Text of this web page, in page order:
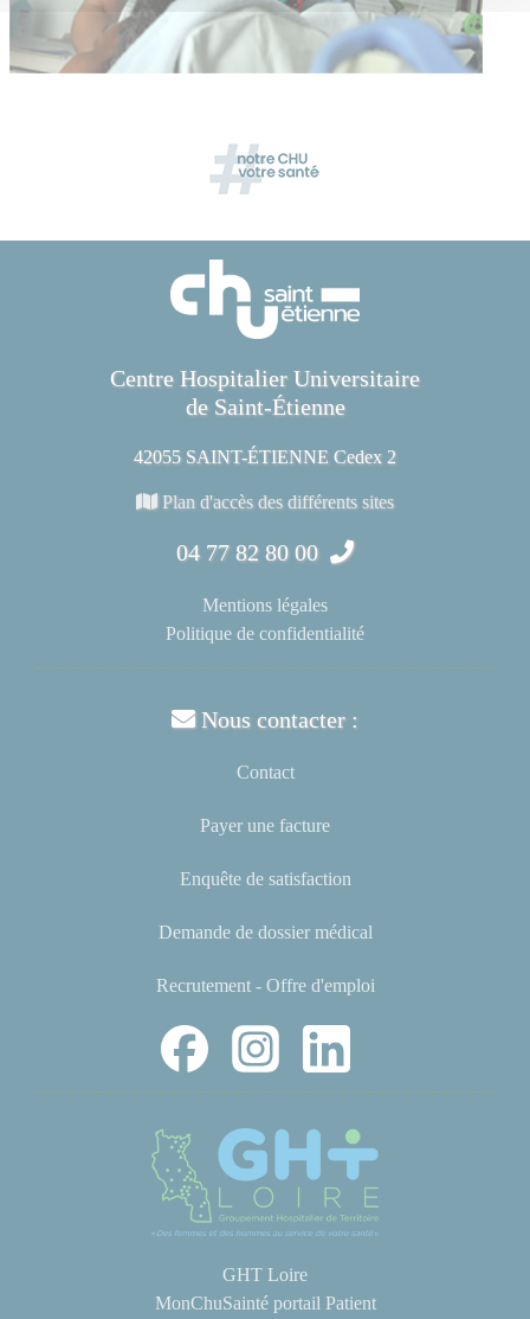
Centre Hospitalier Universitaire
de Saint-Étienne
42055 SAINT-ÉTIENNE Cedex 2
Plan d'accès des différents sites
04 77 82 80 00
Mentions légales
Politique de confidentialité
Nous contacter :
Contact
Payer une facture
Enquête de satisfaction
Demande de dossier médical
Recrutement - Offre d'emploi
GHT Loire
MonChuSainté portail Patient